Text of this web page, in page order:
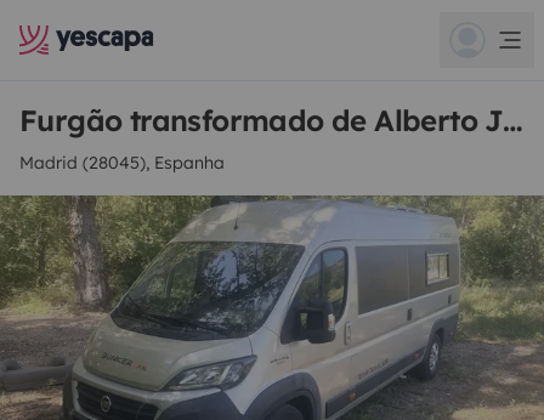
Furgão transformado de Alberto José
Madrid (28045), Espanha